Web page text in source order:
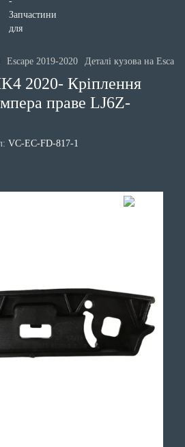
Escape 2019-2020 Деталі кузова на
2020- Кріплення
праве LJ6Z-
VC-EC-FD-817-1